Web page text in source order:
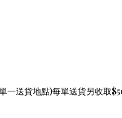
送貨地點)每單送貨另收取